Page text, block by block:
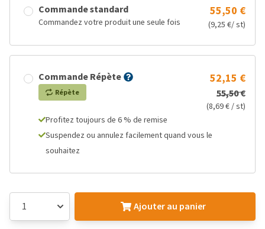
Commande standard
Commandez votre produit une seule fois
55,50 €
(9,25 €/ st)
Commande Répète
Répète
52,15 €
55,50 €
(8,69 € / st)
Profitez toujours de 6 % de remise
Suspendez ou annulez facilement quand vous le
souhaitez
Ajouter au panier